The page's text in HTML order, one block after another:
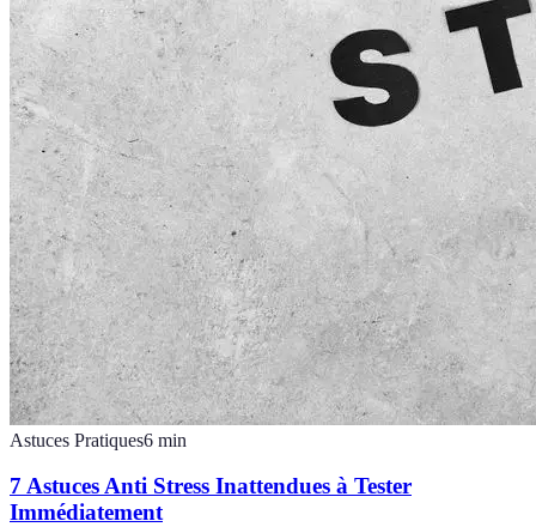
Astuces Pratiques6 min
7 Astuces Anti Stress Inattendues à Tester
Immédiatement